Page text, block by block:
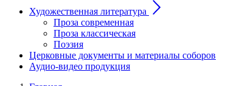
Художественная литература
Проза современная
Проза классическая
Поэзия
Церковные документы и материалы соборов
Аудио-видео продукция